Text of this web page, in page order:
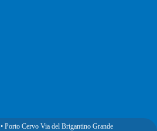
•Porto Cervo Via del Brigantino Grande